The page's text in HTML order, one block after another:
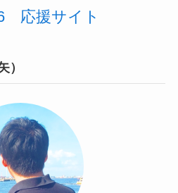
応援サイト
）